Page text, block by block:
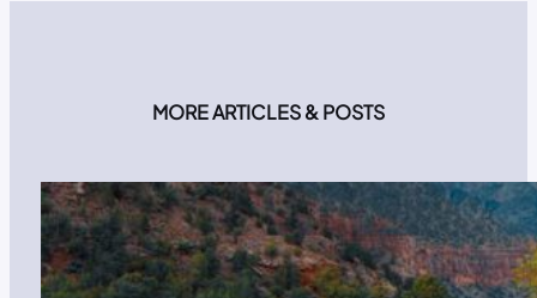
MORE ARTICLES & POSTS